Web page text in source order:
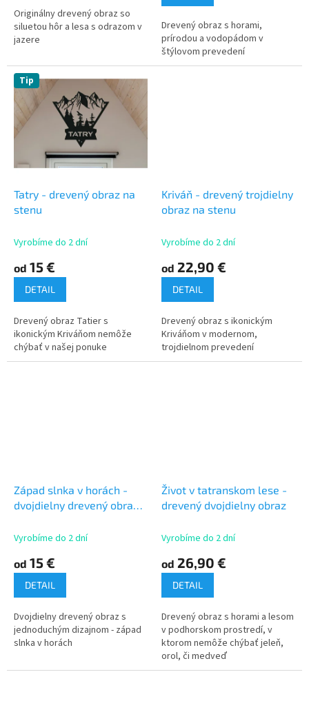
5
hviezdičiek.
Originálny drevený obraz so
siluetou hôr a lesa s odrazom v
jazere
Drevený obraz s horami,
prírodou a vodopádom v
štýlovom prevedení
Tip
Tatry - drevený obraz na
stenu
Vyrobíme do 2 dní
od 15 €
DETAIL
Drevený obraz Tatier s
ikonickým Kriváňom nemôže
chýbať v našej ponuke
Kriváň - drevený trojdielny
obraz na stenu
Vyrobíme do 2 dní
od 22,90 €
DETAIL
Drevený obraz s ikonickým
Kriváňom v modernom,
trojdielnom prevedení
Západ slnka v horách -
dvojdielny drevený obraz
Vyrobíme do 2 dní
od 15 €
DETAIL
Dvojdielny drevený obraz s
jednoduchým dizajnom - západ
slnka v horách
Život v tatranskom lese -
drevený dvojdielny obraz
Vyrobíme do 2 dní
od 26,90 €
DETAIL
Drevený obraz s horami a lesom
v podhorskom prostredí, v
ktorom nemôže chýbať jeleň,
orol, či medveď